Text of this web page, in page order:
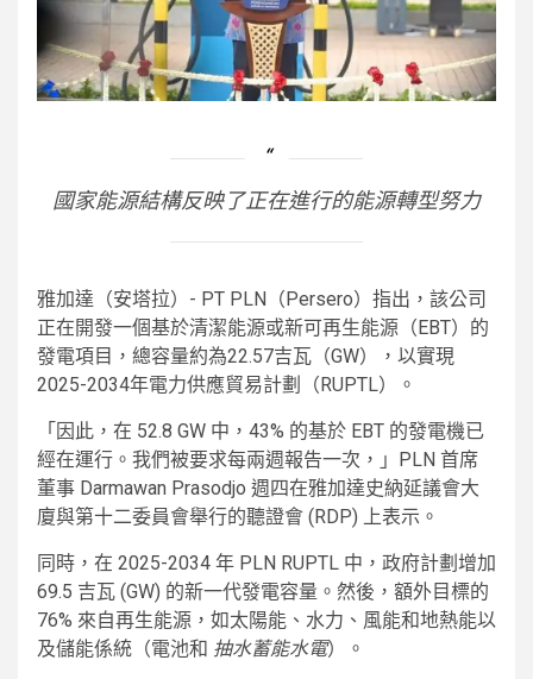
國家能源結構反映了正在進行的能源轉型努力
雅加達（安塔拉）- PT PLN（Persero）指出，該公司
正在開發一個基於清潔能源或新可再生能源（EBT）的
發電項目，總容量約為22.57吉瓦（GW），以實現
2025-2034年電力供應貿易計劃（RUPTL）。
「因此，在 52.8 GW 中，43% 的基於 EBT 的發電機已
經在運行。我們被要求每兩週報告一次，」PLN 首席
董事 Darmawan Prasodjo 週四在雅加達史納延議會大
廈與第十二委員會舉行的聽證會 (RDP) 上表示。
同時，在 2025-2034 年 PLN RUPTL 中，政府計劃增加
69.5 吉瓦 (GW) 的新一代發電容量。然後，額外目標的
76% 來自再生能源，如太陽能、水力、風能和地熱能以
及儲能係統（電池和 抽水蓄能水電）。